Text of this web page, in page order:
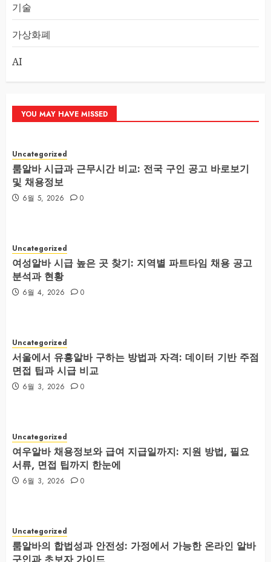
기술
가상화폐
AI
YOU MAY HAVE MISSED
Uncategorized
룸알바 시급과 근무시간 비교: 전국 구인 공고 바로보기
및 채용정보
6월 5, 2026 0
Uncategorized
여성알바 시급 높은 곳 찾기: 지역별 파트타임 채용 공고
분석과 현황
6월 4, 2026 0
Uncategorized
서울에서 유흥알바 구하는 방법과 자격: 데이터 기반 주점
면접 팁과 시급 비교
6월 3, 2026 0
Uncategorized
여우알바 채용정보와 급여 지급일까지: 지원 방법, 필요
서류, 면접 팁까지 한눈에
6월 3, 2026 0
Uncategorized
룸알바의 합법성과 안전성: 가정에서 가능한 온라인 알바